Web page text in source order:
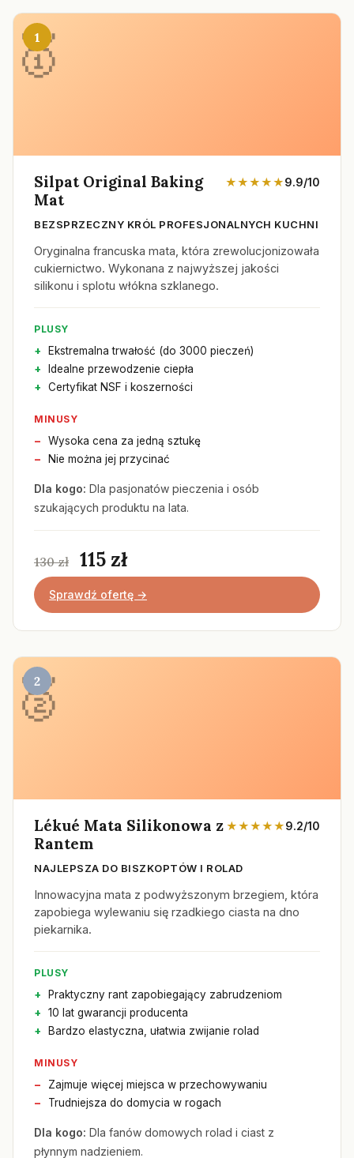
1
Silpat Original Baking
Mat
★★★★★9.9/10
BEZSPRZECZNY KRÓL PROFESJONALNYCH KUCHNI
Oryginalna francuska mata, która zrewolucjonizowała
cukiernictwo. Wykonana z najwyższej jakości
silikonu i splotu włókna szklanego.
PLUSY
Ekstremalna trwałość (do 3000 pieczeń)
Idealne przewodzenie ciepła
Certyfikat NSF i koszerności
MINUSY
Wysoka cena za jedną sztukę
Nie można jej przycinać
Dla kogo: Dla pasjonatów pieczenia i osób
szukających produktu na lata.
130 zł 115 zł
Sprawdź ofertę →
2
Lékué Mata Silikonowa z
Rantem
★★★★★9.2/10
NAJLEPSZA DO BISZKOPTÓW I ROLAD
Innowacyjna mata z podwyższonym brzegiem, która
zapobiega wylewaniu się rzadkiego ciasta na dno
piekarnika.
PLUSY
Praktyczny rant zapobiegający zabrudzeniom
10 lat gwarancji producenta
Bardzo elastyczna, ułatwia zwijanie rolad
MINUSY
Zajmuje więcej miejsca w przechowywaniu
Trudniejsza do domycia w rogach
Dla kogo: Dla fanów domowych rolad i ciast z
płynnym nadzieniem.